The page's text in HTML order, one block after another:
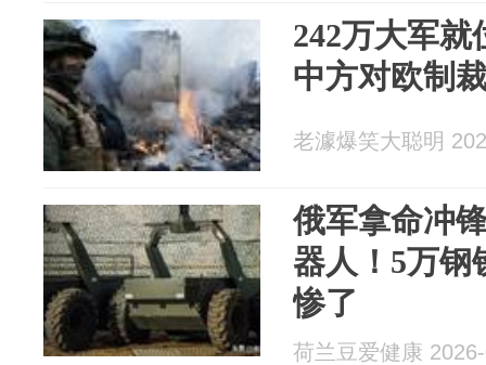
242万大军就
中方对欧制
老澽爆笑大聪明
俄军拿命冲
器人！5万钢
惨了
荷兰豆爱健康